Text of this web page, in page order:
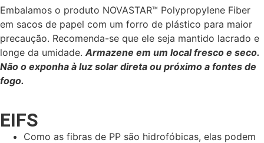
Embalamos o produto NOVASTAR™ Polypropylene Fiber
em sacos de papel com um forro de plástico para maior
precaução. Recomenda-se que ele seja mantido lacrado e
longe da umidade.Armazene em um local fresco e seco.
Não o exponha à luz solar direta ou próximo a fontes de
fogo.
EIFS
Como as fibras de PP são hidrofóbicas, elas podem